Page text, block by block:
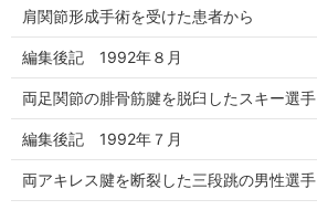
肩関節形成手術を受けた患者から
編集後記 1992年８月
両足関節の腓骨筋腱を脱臼したスキー選手
編集後記 1992年７月
両アキレス腱を断裂した三段跳の男性選手